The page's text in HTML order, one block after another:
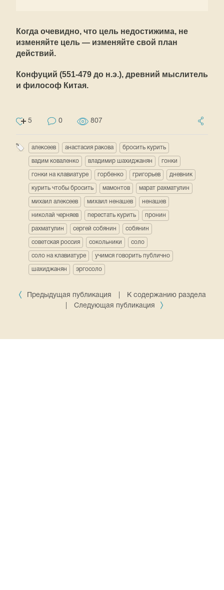
Когда очевидно, что цель недостижима, не
изменяйте цель — изменяйте свой план
действий.
Конфуций (551-479 до н.э.), древний мыслитель
и философ Китая.
5 0 807
алексеев анастасия ракова бросить курить
вадим коваленко владимир шахиджанян гонки
гонки на клавиатуре горбенко григорьев дневник
курить чтобы бросить мамонтов марат рахматулин
михаил алексеев михаил ненашев ненашев
николай черняев перестать курить пронин
рахматулин сергей собянин собянин
советская россия сокольники соло
соло на клавиатуре учимся говорить публично
шахиджанян эргосоло
Предыдущая публикация
К содержанию раздела
Следующая публикация